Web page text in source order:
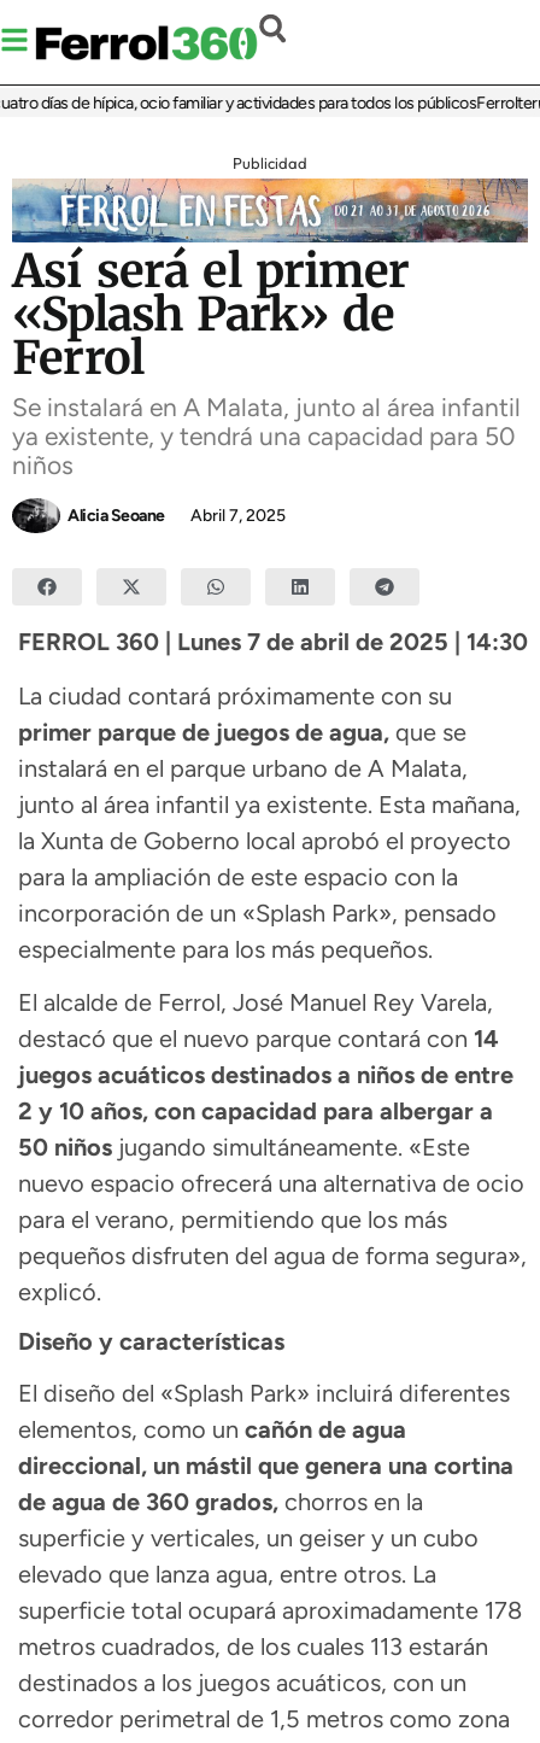
días de hípica, ocio familiar y actividades para todos los públicosFerrolterra
Publicidad
Así será el primer
«Splash Park» de
Ferrol
Se instalará en A Malata, junto al área infantil
ya existente, y tendrá una capacidad para 50
niños
Alicia Seoane Abril 7, 2025
FERROL 360 | Lunes 7 de abril de 2025 | 14:30
La ciudad contará próximamente con su
primer parque de juegos de agua, que se
instalará en el parque urbano de A Malata,
junto al área infantil ya existente. Esta mañana,
la Xunta de Goberno local aprobó el proyecto
para la ampliación de este espacio con la
incorporación de un «Splash Park», pensado
especialmente para los más pequeños.
El alcalde de Ferrol, José Manuel Rey Varela,
destacó que el nuevo parque contará con 14
juegos acuáticos destinados a niños de entre
2 y 10 años, con capacidad para albergar a
50 niños jugando simultáneamente. «Este
nuevo espacio ofrecerá una alternativa de ocio
para el verano, permitiendo que los más
pequeños disfruten del agua de forma segura»,
explicó.
Diseño y características
El diseño del «Splash Park» incluirá diferentes
elementos, como un cañón de agua
direccional, un mástil que genera una cortina
de agua de 360 grados, chorros en la
superficie y verticales, un geiser y un cubo
elevado que lanza agua, entre otros. La
superficie total ocupará aproximadamente 178
metros cuadrados, de los cuales 113 estarán
destinados a los juegos acuáticos, con un
corredor perimetral de 1,5 metros como zona